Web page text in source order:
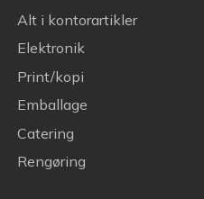
Alt i kontorartikler
Elektronik
Print/kopi
Emballage
Catering
Rengøring